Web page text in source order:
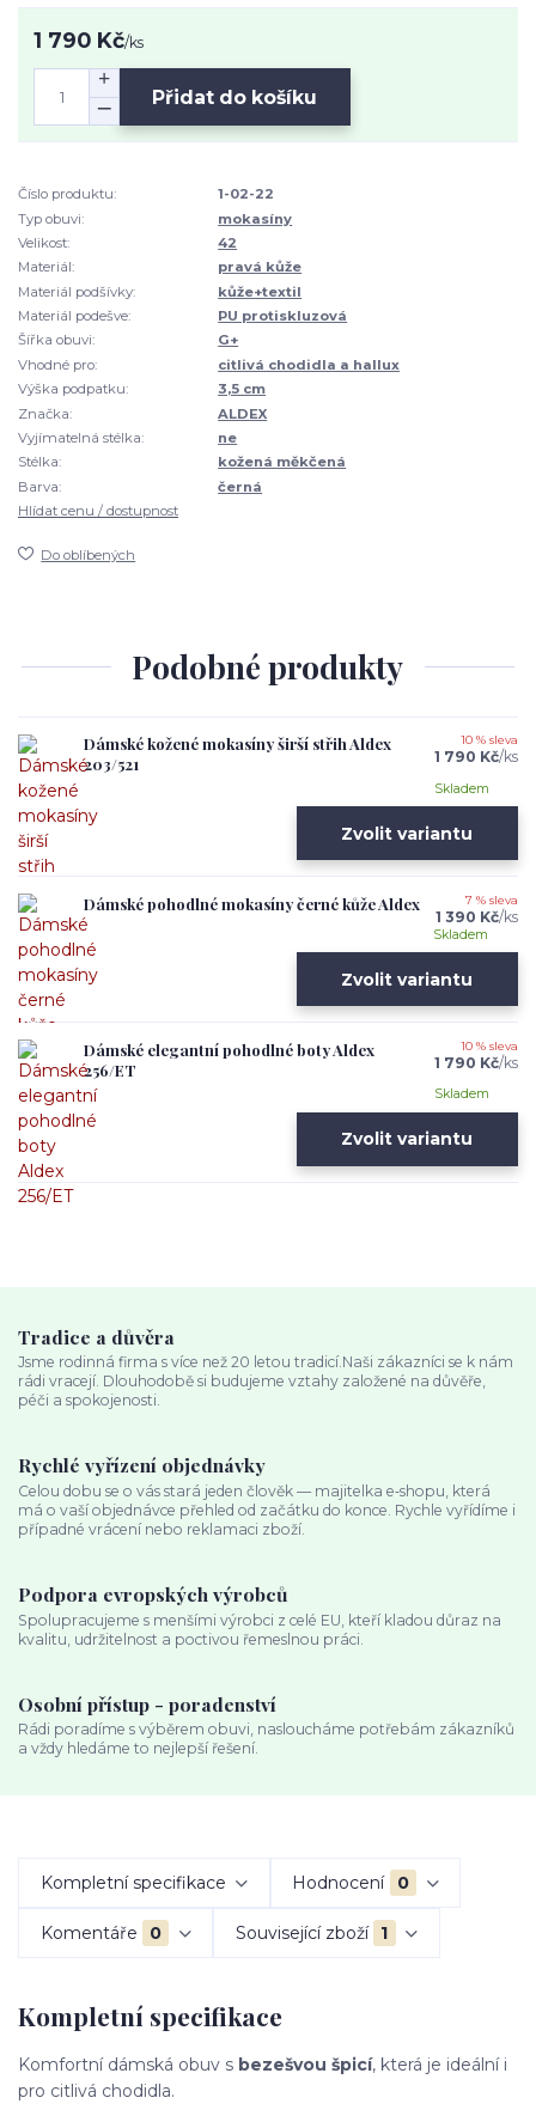
1 790 Kč/ks
Přidat do košíku
Číslo produktu:
1-02-22
Typ obuvi:
mokasíny
Velikost:
42
Materiál:
pravá kůže
Materiál podšívky:
kůže+textil
Materiál podešve:
PU protiskluzová
Šířka obuvi:
G+
Vhodné pro:
citlivá chodidla a hallux
Výška podpatku:
3,5 cm
Značka:
ALDEX
Vyjímatelná stélka:
ne
Stélka:
kožená měkčená
Barva:
černá
Hlídat cenu / dostupnost
Do oblíbených
Podobné produkty
Dámské kožené mokasíny širší střih Aldex
203/521
10 % sleva
1 790 Kč/ks
Skladem
Zvolit variantu
Dámské pohodlné mokasíny černé kůže Aldex 7 % sleva
1 390 Kč/ks
Skladem
Zvolit variantu
Dámské elegantní pohodlné boty Aldex
256/ET
10 % sleva
1 790 Kč/ks
Skladem
Zvolit variantu
Tradice a důvěra
Jsme rodinná firma s více než 20 letou tradicí.Naši zákazníci se k nám
rádi vracejí. Dlouhodobě si budujeme vztahy založené na důvěře,
péči a spokojenosti.
Rychlé vyřízení objednávky
Celou dobu se o vás stará jeden člověk — majitelka e‑shopu, která
má o vaší objednávce přehled od začátku do konce. Rychle vyřídíme i
případné vrácení nebo reklamaci zboží.
Podpora evropských výrobců
Spolupracujeme s menšími výrobci z celé EU, kteří kladou důraz na
kvalitu, udržitelnost a poctivou řemeslnou práci.
Osobní přístup - poradenství
Rádi poradíme s výběrem obuvi, nasloucháme potřebám zákazníků
a vždy hledáme to nejlepší řešení.
Kompletní specifikace Hodnocení 0
Komentáře 0 Související zboží 1
Kompletní specifikace
Komfortní dámská obuv s bezešvou špicí, která je ideální i
pro citlivá chodidla.